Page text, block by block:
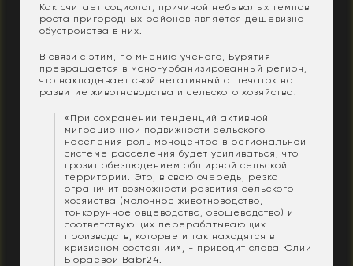
Как считает социолог, причиной небывалых темпов
роста пригородных районов является дешевизна
обустройства в них.
В связи с этим, по мнению ученого, Бурятия
превращается в моно-урбанизированный регион,
что накладывает свой негативный отпечаток на
развитие животноводства и сельского хозяйства.
«При сохранении тенденций активной
миграционной подвижности сельского
населения роль моноцентра в региональной
системе расселения будет усиливаться, что
грозит обезлюдением обширной сельской
территории. Это, в свою очередь, резко
ограничит возможности развития сельского
хозяйства (молочное животноводство,
тонкорунное овцеводство, овощеводство) и
соответствующих перерабатывающих
производств, которые и так находятся в
кризисном состоянии», - приводит слова Юлии
Бюраевой Babr24